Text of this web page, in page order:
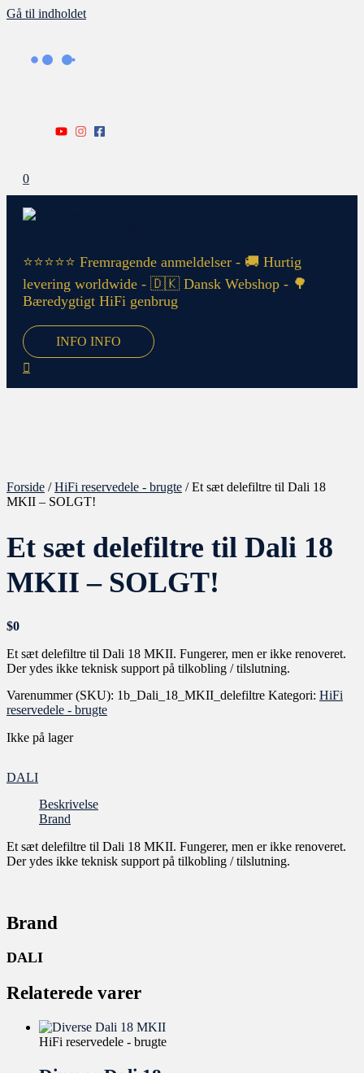
Gå til indholdet
0
⭐⭐⭐⭐⭐ Fremragende anmeldelser - 🚚 Hurtig
levering worldwide - 🇩🇰 Dansk Webshop - 🌳
Bæredygtigt HiFi genbrug
INFO INFO
Forside /HiFi reservedele - brugte / Et sæt delefiltre til Dali 18
MKII – SOLGT!
Et sæt delefiltre til Dali 18
MKII – SOLGT!
$0
Et sæt delefiltre til Dali 18 MKII. Fungerer, men er ikke renoveret.
Der ydes ikke teknisk support på tilkobling / tilslutning.
Varenummer (SKU): 1b_Dali_18_MKII_delefiltre Kategori: HiFi
reservedele - brugte
Ikke på lager
DALI
Beskrivelse
Brand
Et sæt delefiltre til Dali 18 MKII. Fungerer, men er ikke renoveret.
Der ydes ikke teknisk support på tilkobling / tilslutning.
Brand
DALI
Relaterede varer
HiFi reservedele - brugte